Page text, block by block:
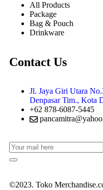
All Products
Package
Bag & Pouch
Drinkware
Contact Us
Jl. Jaya Giri Utara
Denpasar Tim., Kota
+62 878-6087-5445
©2023. Toko